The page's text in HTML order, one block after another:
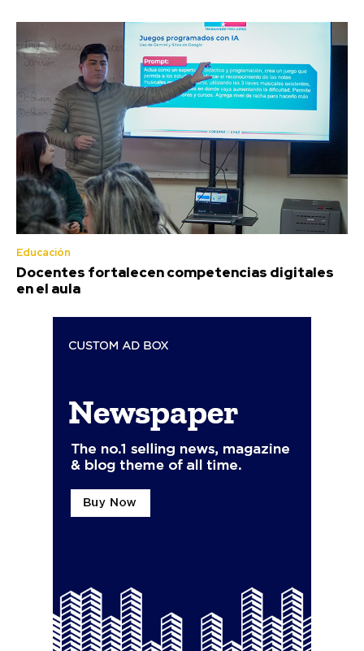
Educación
Docentes fortalecen competencias digitales
en el aula